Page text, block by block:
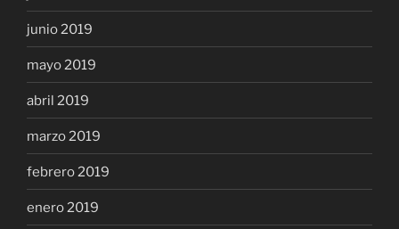
junio 2019
mayo 2019
abril 2019
marzo 2019
febrero 2019
enero 2019